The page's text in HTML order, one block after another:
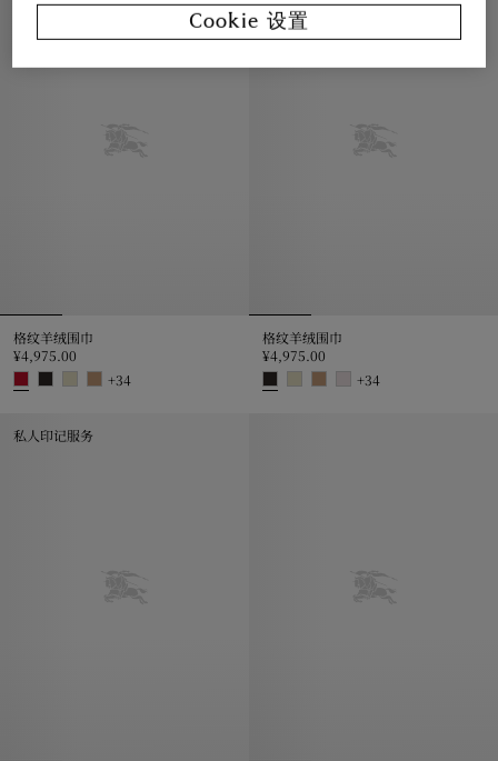
格纹羊绒围巾
¥4,975.00
+34
格纹羊绒围巾
¥4,975.00
+34
私人印记服务
Cookie 设置